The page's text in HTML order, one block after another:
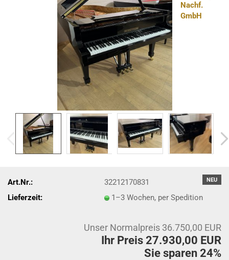
Nachf.
GmbH
NEU
Art.Nr.:
32212170831
Lieferzeit:
1–3 Wochen, per Spedition
Unser Normalpreis 36.750,00 EUR
Ihr Preis 27.930,00 EUR
Sie sparen 24%